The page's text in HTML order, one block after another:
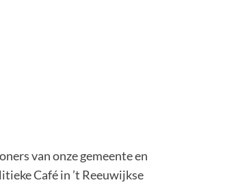
van onze gemeente en
Café in ’t Reeuwijkse